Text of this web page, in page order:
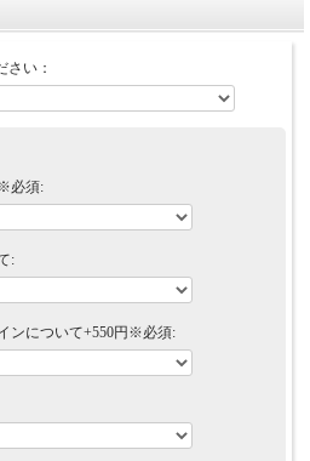
さい：
必須:
:
ンについて+550円※必須: